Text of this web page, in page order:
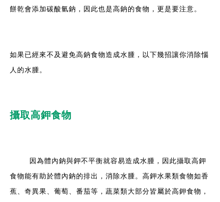
餅乾會添加碳酸氫鈉，因此也是高鈉的食物，更是要注意。
如果已經來不及避免高鈉食物造成水腫，以下幾招讓你消除惱
人的水腫。
攝取高鉀食物
因為體內鈉與鉀不平衡就容易造成水腫，因此攝取高鉀
食物能有助於體內鈉的排出，消除水腫。高鉀水果類食物如香
蕉、奇異果、葡萄、番茄等，蔬菜類大部分皆屬於高鉀食物，